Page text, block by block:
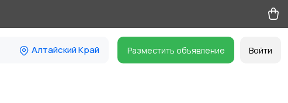
Алтайский Край Разместить объявление Войти